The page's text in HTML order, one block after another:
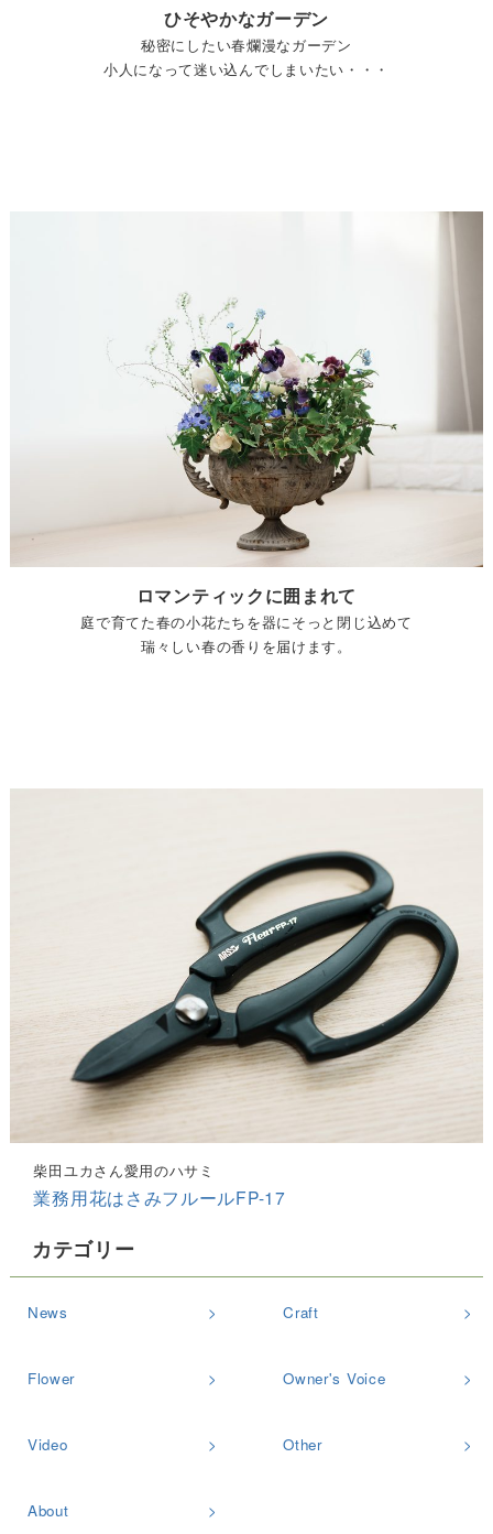
ひそやかなガーデン
秘密にしたい春爛漫なガーデン
小人になって迷い込んでしまいたい・・・
ロマンティックに囲まれて
庭で育てた春の小花たちを器にそっと閉じ込めて
瑞々しい春の香りを届けます。
柴田ユカさん愛用のハサミ
業務用花はさみフルールFP-17
カテゴリー
News Craft
Flower Owner's Voice
Video Other
About